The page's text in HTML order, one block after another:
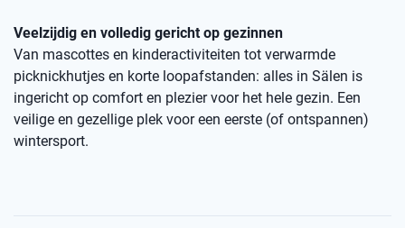
Veelzijdig en volledig gericht op gezinnen
Van mascottes en kinderactiviteiten tot verwarmde
picknickhutjes en korte loopafstanden: alles in Sälen is
ingericht op comfort en plezier voor het hele gezin. Een
veilige en gezellige plek voor een eerste (of ontspannen)
wintersport.